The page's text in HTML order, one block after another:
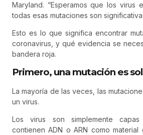
Maryland. “Esperamos que los virus
todas esas mutaciones son
Esto es lo que significa encontrar
coronavirus, y qué evidencia se
bandera roja.
Primero, una mutación es
La mayoría de las veces, las
un virus.
Los virus son simplemente
contienen ADN o ARN como